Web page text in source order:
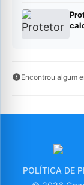
Encontrou algum
POLÍTICA DE